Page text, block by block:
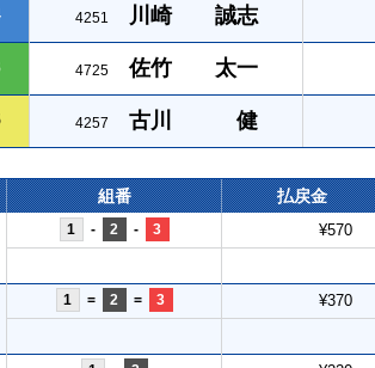
4251 川崎 誠志
4725 佐竹 太一
4257 古川 健
組番 払戻金
1 - 2 - 3 ¥570
1 = 2 = 3 ¥370